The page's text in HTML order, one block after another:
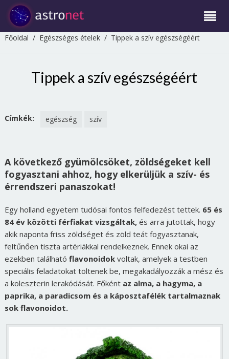
Főoldal / Egészséges ételek/ Tippek a szív egészségéért
Tippek a szív egészségéért
Címkék: egészség szív
A következő gyümölcsöket, zöldségeket kell
fogyasztani ahhoz, hogy elkerüljük a szív- és
érrendszeri panaszokat!
Egy holland egyetem tudósai fontos felfedezést tettek. 65 és
84 év közötti férfiakat vizsgáltak,és arra jutottak, hogy
akik naponta friss zöldséget és zöld teát fogyasztanak,
feltűnően tiszta artériákkal rendelkeznek. Ennek okai az
ezekben található flavonoidokvoltak, amelyek a testben
speciális feladatokat töltenek be, megakadályozzák a mész és
a koleszterin lerakódását. Főként az alma, a hagyma, a
paprika, a paradicsom és a káposztafélék tartalmaznak
sok flavonoidot.